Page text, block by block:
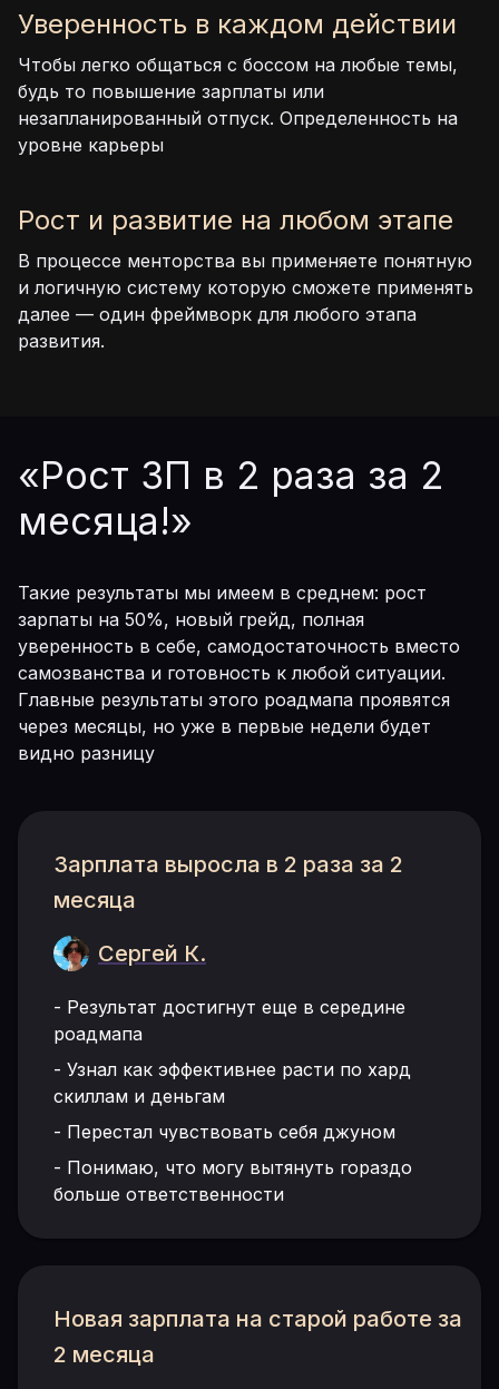
Уверенность в каждом действии
Чтобы легко общаться с боссом на любые темы,
будь то повышение зарплаты или
незапланированный отпуск. Определенность на
уровне карьеры
Рост и развитие на любом этапе
В процессе менторства вы применяете понятную
и логичную систему которую сможете применять
далее — один фреймворк для любого этапа
развития.
«Рост ЗП в 2 раза за 2
месяца!»
Такие результаты мы имеем в среднем: рост
зарпаты на 50%, новый грейд, полная
уверенность в себе, самодостаточность вместо
самозванства и готовность к любой ситуации.
Главные результаты этого роадмапа проявятся
через месяцы, но уже в первые недели будет
видно разницу
Зарплата выросла в 2 раза за 2
месяца
Сергей К.
- Результат достигнут еще в середине
роадмапа
- Узнал как эффективнее расти по хард
скиллам и деньгам
- Перестал чувствовать себя джуном
- Понимаю, что могу вытянуть гораздо
больше ответственности
Новая зарплата на старой работе за
2 месяца